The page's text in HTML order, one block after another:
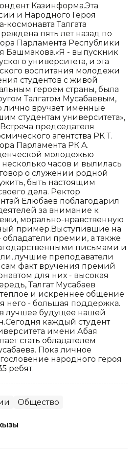
Казинформа.Эта
и Народного Героя
космонавта Талгата
пять лет назад по
Парламента Республики
Башмакова.«Я - выпускник
университета, и эта
воспитания молодежи
студентов с живой
героем страны, была
Талгатом Мусабаевым,
лично вручает именные
студентам университета»,
председателя
агентства РК Т.
Парламента РК А.
молодежью
часов и вылилась
о служении родной
быть настоящим
дела. Ректор
Елюбаев поблагодарил
за внимание к
морально-нравственную
пример.Выступившие на
обладатели премии, а также
письмами и
лучшие преподаватели
сам факт вручения премий
для них - высокая
Талгат Мусабаев
теплое и искреннее общение
него - большая поддержка.
лучшее будущее нашей
каждый студент
имени Абая
стать обладателем
Пока личное
народного героя
ребят.
Общество